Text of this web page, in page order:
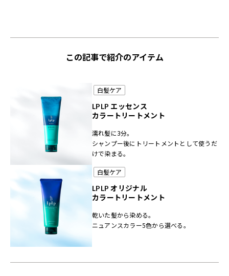
るため注意が必要です。
ダメージを受けてキューティクルが開いた髪は、色
素が流出しやすい状態です。
健康な髪でも毛先の方が色落ちしやすいのは、根元
に比べてダメージを受けやすいためです。髪へのダ
メージを抑えた白髪染めを使うなど、日々のケアが
とても大切です。
この記事で紹介のアイテム
白髪ケア
LPLP エッセンス
カラートリートメント
濡れ髪に3分。
シャンプー後にトリートメントとして使うだ
けで染まる。
白髪ケア
LPLP オリジナル
カラートリートメント
乾いた髪から染める。
ニュアンスカラー5色から選べる。